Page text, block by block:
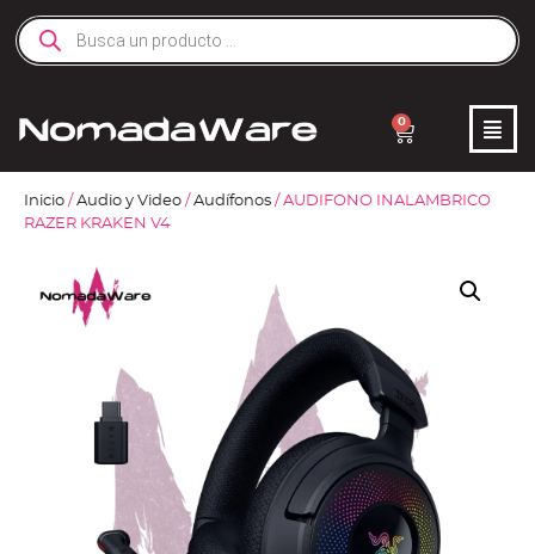
0
Inicio / Audio y Video / Audífonos / AUDIFONO INALAMBRICO
RAZER KRAKEN V4